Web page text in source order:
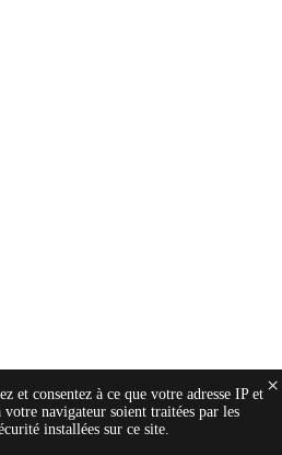
et consentez à ce que votre adresse IP et
navigateur soient traitées par les
installées sur ce site.
×